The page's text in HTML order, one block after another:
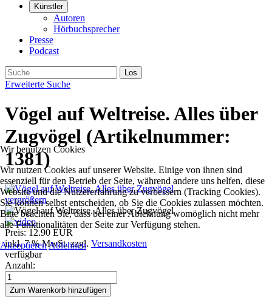
Künstler
Autoren
Hörbuchsprecher
Presse
Podcast
Erweiterte Suche
Vögel auf Weltreise. Alles über
Zugvögel (Artikelnummer:
1381)
vergrößern
Preis: 12.90 EUR
inkl. 7 % MwSt. zzgl. Versandkosten
verfügbar
Anzahl:
Wir benutzen Cookies
Wir nutzen Cookies auf unserer Website. Einige von ihnen sind
essenziell für den Betrieb der Seite, während andere uns helfen, diese
Website und die Nutzererfahrung zu verbessern (Tracking Cookies).
Sie können selbst entscheiden, ob Sie die Cookies zulassen möchten.
Bitte beachten Sie, dass bei einer Ablehnung womöglich nicht mehr
alle Funktionalitäten der Seite zur Verfügung stehen.
AkzeptierenAblehnen